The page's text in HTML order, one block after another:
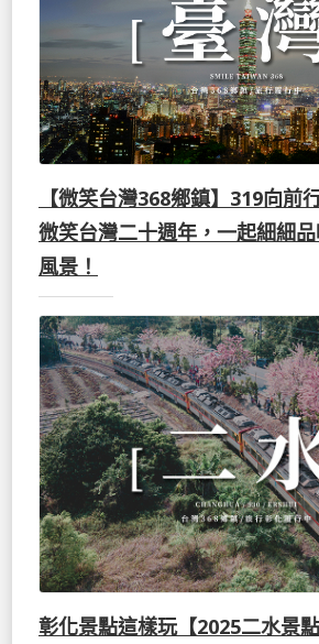
【微笑台灣368鄉鎮】319向前
微笑台灣二十週年，一起細細
風景！
彰化景點這樣玩【2025二水景